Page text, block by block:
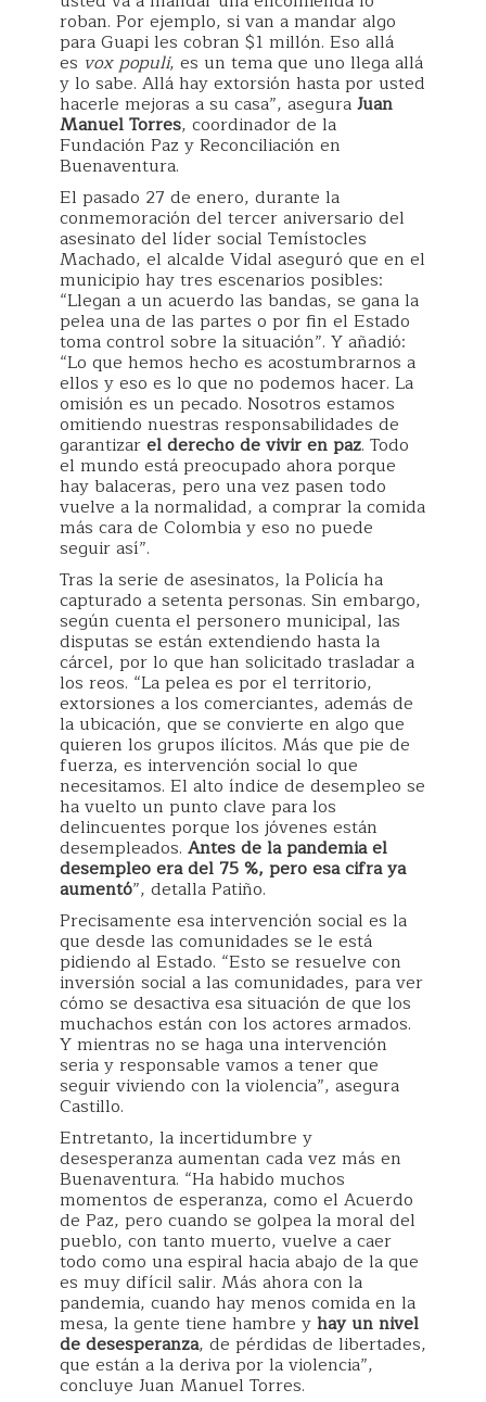
roban. Por ejemplo, si van a mandar algo
para Guapi les cobran $1 millón. Eso allá
es vox populi, es un tema que uno llega allá
y lo sabe. Allá hay extorsión hasta por usted
hacerle mejoras a su casa”, aseguraJuan
Manuel Torres, coordinador de la
Fundación Paz y Reconciliación en
Buenaventura.
El pasado 27 de enero, durante la
conmemoración del tercer aniversario del
asesinato del líder social Temístocles
Machado, el alcalde Vidal aseguró que en el
municipio hay tres escenarios posibles:
“Llegan a un acuerdo las bandas, se gana la
pelea una de las partes o por fin el Estado
toma control sobre la situación”. Y añadió:
“Lo que hemos hecho es acostumbrarnos a
ellos y eso es lo que no podemos hacer. La
omisión es un pecado. Nosotros estamos
omitiendo nuestras responsabilidades de
garantizarel derecho de vivir en paz. Todo
el mundo está preocupado ahora porque
hay balaceras, pero una vez pasen todo
vuelve a la normalidad, a comprar la comida
más cara de Colombia y eso no puede
seguir así”.
Tras la serie de asesinatos, la Policía ha
capturado a setenta personas. Sin embargo,
según cuenta el personero municipal, las
disputas se están extendiendo hasta la
cárcel, por lo que han solicitado trasladar a
los reos. “La pelea es por el territorio,
extorsiones a los comerciantes, además de
la ubicación, que se convierte en algo que
quieren los grupos ilícitos. Más que pie de
fuerza, es intervención social lo que
necesitamos. El alto índice de desempleo se
ha vuelto un punto clave para los
delincuentes porque los jóvenes están
desempleados. Antes de la pandemia el
desempleo era del 75 %, pero esa cifra ya
aumentó”, detalla Patiño.
Precisamente esa intervención social es la
que desde las comunidades se le está
pidiendo al Estado. “Esto se resuelve con
inversión social a las comunidades, para ver
cómo se desactiva esa situación de que los
muchachos están con los actores armados.
Y mientras no se haga una intervención
seria y responsable vamos a tener que
seguir viviendo con la violencia”, asegura
Castillo.
Entretanto, la incertidumbre y
desesperanza aumentan cada vez más en
Buenaventura. “Ha habido muchos
momentos de esperanza, como el Acuerdo
de Paz, pero cuando se golpea la moral del
pueblo, con tanto muerto, vuelve a caer
todo como una espiral hacia abajo de la que
es muy difícil salir. Más ahora con la
pandemia, cuando hay menos comida en la
mesa, la gente tiene hambre yhay un nivel
de desesperanza, de pérdidas de libertades,
que están a la deriva por la violencia”,
concluye Juan Manuel Torres.